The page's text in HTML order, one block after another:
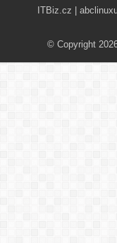
ITBiz.cz
© Copyright